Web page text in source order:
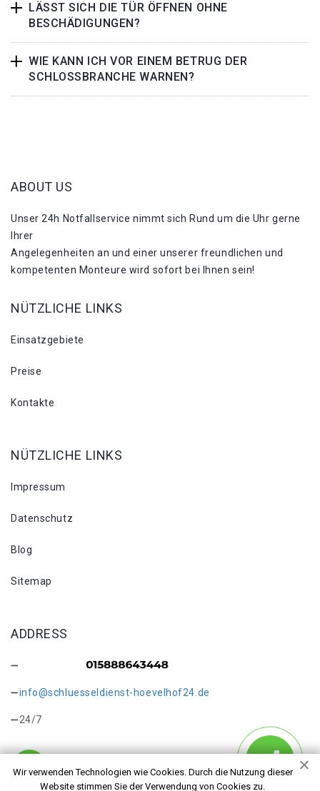
LÄSST SICH DIE TÜR ÖFFNEN OHNE
BESCHÄDIGUNGEN?
WIE KANN ICH VOR EINEM BETRUG DER
SCHLOSSBRANCHE WARNEN?
Wir verwenden Technologien wie Cookies. Durch die Nutzung dieser
Website stimmen Sie der Verwendung von Cookies zu.
ABOUT US
Unser 24h Notfallservice nimmt sich Rund um die Uhr gerne
Ihrer
Angelegenheiten an und einer unserer freundlichen und
kompetenten Monteure wird sofort bei Ihnen sein!
NÜTZLICHE LINKS
Einsatzgebiete
Preise
Kontakte
NÜTZLICHE LINKS
Impressum
Datenschutz
Blog
Sitemap
ADDRESS
info@schluesseldienst-hoevelhof24.de
24/7